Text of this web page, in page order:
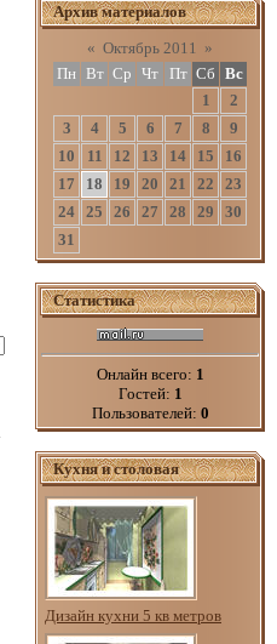
Архив материалов
« Октябрь 2011
»
Пн Вт Ср Чт Пт Сб Вс
1
2
3
4 5 6 7 8
9
10
11 12 13 14 15
16
17
18 19 20 21 22
23
24
25 26 27 28 29
30
31
Статистика
Онлайн всего: 1
Гостей: 1
Пользователей: 0
Кухня и столовая
Дизайн кухни 5 кв метров